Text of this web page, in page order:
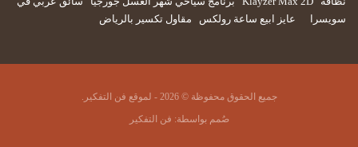
سويسرا
عايز ابيع ساعة رولكس مقاول تكسير بالرياض
جميع الحقوق محفوظة © 2026 - لموقع فن التفكير.
صُمم بواسطة: فن التفكير